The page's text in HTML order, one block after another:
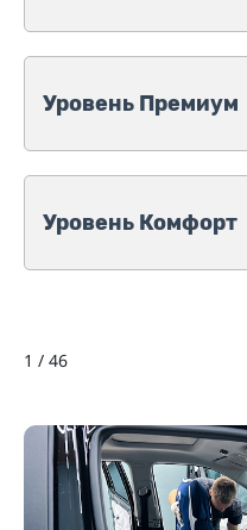
Уровень Премиум
Уровень Комфорт
1 / 46